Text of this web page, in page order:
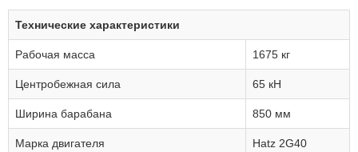
Технические характеристики
Рабочая масса 1675 кг
Центробежная сила 65 кН
Ширина барабана 850 мм
Марка двигателя
Hatz 2G40